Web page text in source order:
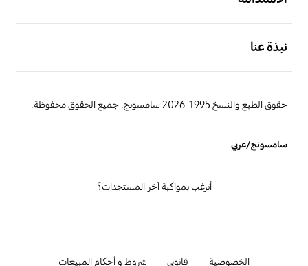
نبذة عنا
حقوق الطبع والنسخ 1995-2026 سامسونج. جميع الحقوق محفوظة.
سامسونج/عربي
الخصوصية قانوني شروط و أحكام المبيعات
أترغب بمواكبة آخر المستجدات؟